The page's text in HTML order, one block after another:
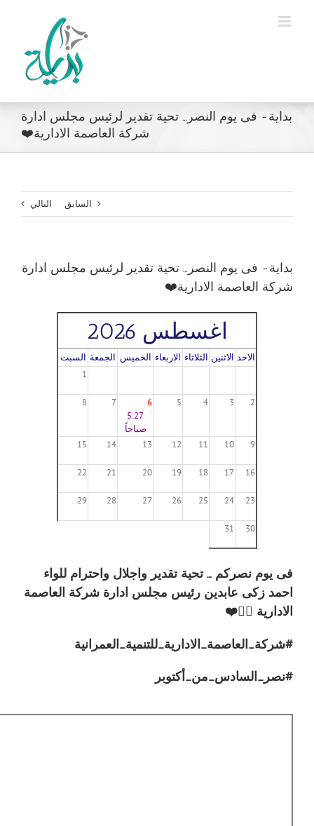
بداية- فى يوم النصر… تحية تقدير لرئيس مجلس ادارة
شركة العاصمة الادارية❤️
السابق التالي
بداية- فى يوم النصر… تحية تقدير لرئيس مجلس ادارة
شركة العاصمة الادارية❤️
اغسطس 2026
الاحد الاثنين الثلاثاء الاربعاء الخميس الجمعة السبت
1
2
3
4
5
6
5:27
صباحاً
7
8
9
10
11
12
13
14
15
16
17
18
19
20
21
22
23
24
25
26
27
28
29
30
31
فى يوم نصركم … تحية تقدير واجلال واحترام للواء
احمد زكى عابدين رئيس مجلس ادارة شركة العاصمة
الادارية 👮‍♂️❤️
#شركة_العاصمة_الادارية_للتنمية_العمرانية
#نصر_السادس_من_أكتوبر